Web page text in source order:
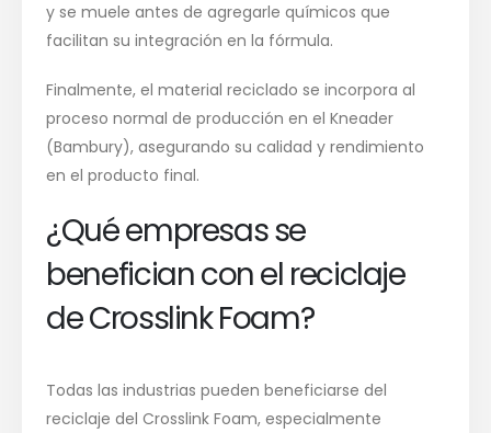
y se muele antes de agregarle químicos que
facilitan su integración en la fórmula.
Finalmente, el material reciclado se incorpora al
proceso normal de producción en el Kneader
(Bambury), asegurando su calidad y rendimiento
en el producto final.
¿Qué empresas se
benefician con el reciclaje
de Crosslink Foam?
Todas las industrias pueden beneficiarse del
reciclaje del Crosslink Foam, especialmente